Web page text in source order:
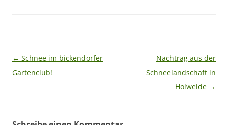
Beitragsnavigation
← Schnee im bickendorfer
Gartenclub!
Nachtrag aus der
Schneelandschaft in
Holweide →